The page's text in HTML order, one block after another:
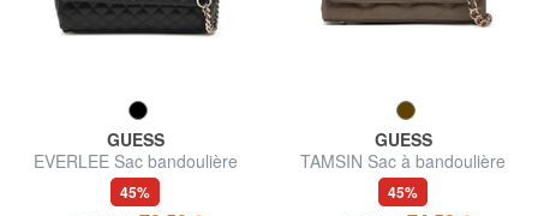
GUESS
EVERLEE Sac bandoulière
matelassé, sac porté croisé
45%
GUESS
TAMSIN Sac à bandoulière
45%